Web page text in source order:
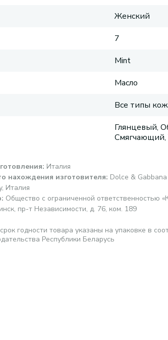
Женский
7
Mint
Масло
Все типы
Глянцевый,
Смягчающий,
: Италия
нахождения изготовителя: Dolce &
Италия
: Общество с ограниченной ответственностью
пр-т Независимости, д. 76, ком. 189
годности товара указаны на упаковке в
Республики Беларусь